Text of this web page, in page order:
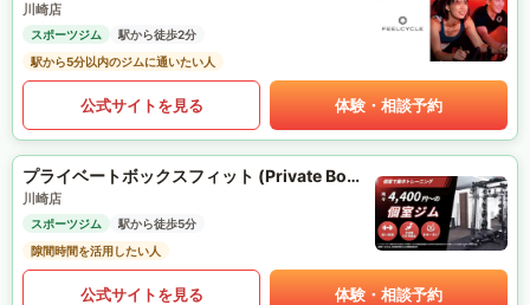
川崎店
スポーツジム
駅から徒歩2分
駅から5分以内のジムに通いたい人
公式サイトを見る 体験・相談予約
プライベートボックスフィット (Private Box Fit)
川崎店
スポーツジム
駅から徒歩5分
隙間時間を活用したい人
公式サイトを見る 体験・相談予約